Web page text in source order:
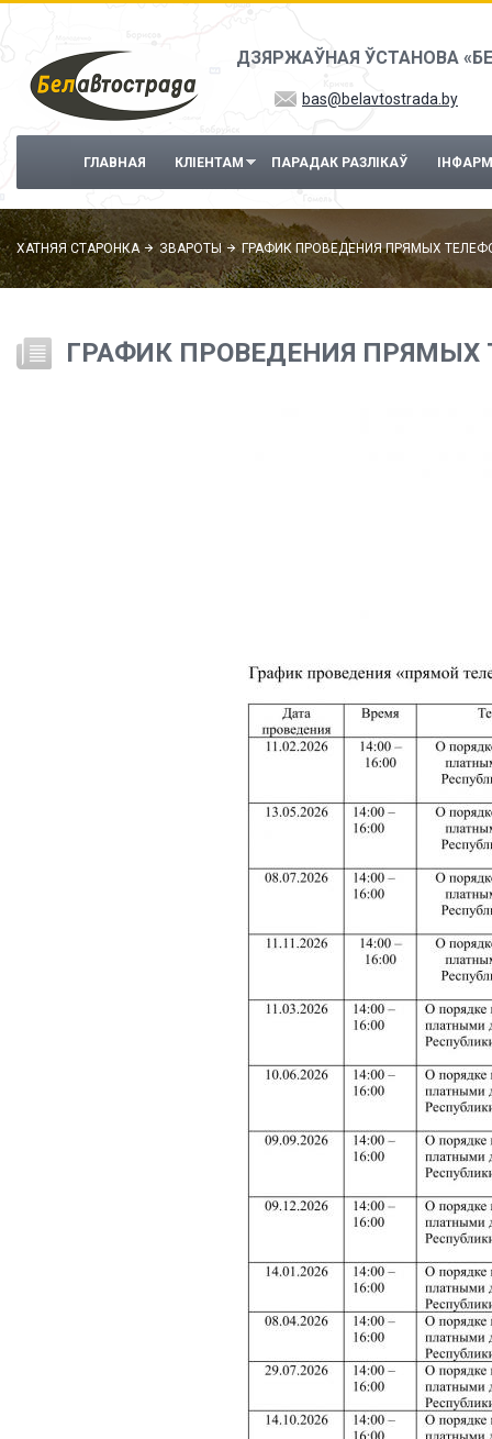
Перайсці да асноўнага змесціва
ДЗЯРЖАЎНАЯ ЎСТАНОВА
bas@belavtostrada.by
ГЛАВНАЯ КЛІЕНТАМ ПАРАДАК РАЗЛІКАЎ
ХАТНЯЯ СТАРОНКА ЗВАРОТЫ ГРАФИК ПРОВЕДЕНИЯ ПРЯМЫХ
ГРАФИК ПРОВЕДЕНИЯ ПРЯМЫХ